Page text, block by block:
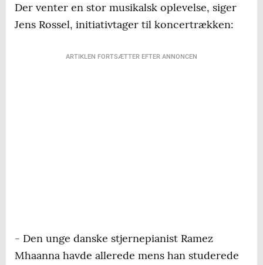
Der venter en stor musikalsk oplevelse, siger
Jens Rossel, initiativtager til koncertrækken:
ARTIKLEN FORTSÆTTER EFTER ANNONCEN
- Den unge danske stjernepianist Ramez
Mhaanna havde allerede mens han studerede